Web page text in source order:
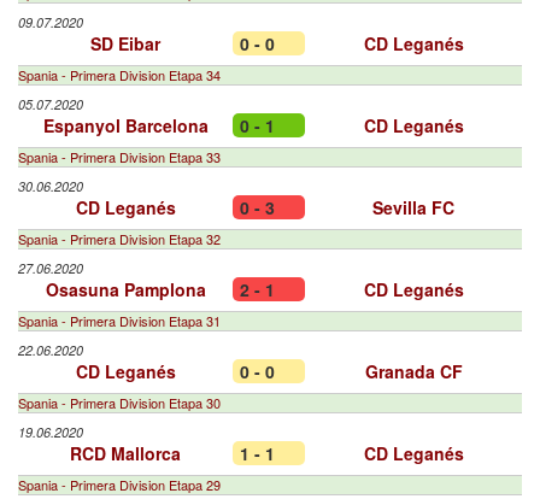
09.07.2020
SD Eibar 0 - 0 CD Leganés
Spania - Primera Division Etapa 34
05.07.2020
Espanyol Barcelona 0 - 1 CD Leganés
Spania - Primera Division Etapa 33
30.06.2020
CD Leganés 0 - 3 Sevilla FC
Spania - Primera Division Etapa 32
27.06.2020
Osasuna Pamplona 2 - 1 CD Leganés
Spania - Primera Division Etapa 31
22.06.2020
CD Leganés 0 - 0 Granada CF
Spania - Primera Division Etapa 30
19.06.2020
RCD Mallorca 1 - 1 CD Leganés
Spania - Primera Division Etapa 29